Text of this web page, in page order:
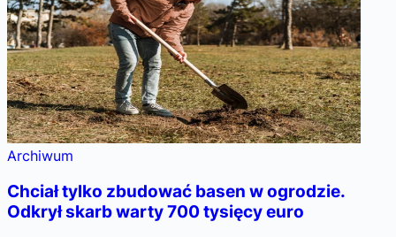
Archiwum
Chciał tylko zbudować basen w ogrodzie.
Odkrył skarb warty 700 tysięcy euro